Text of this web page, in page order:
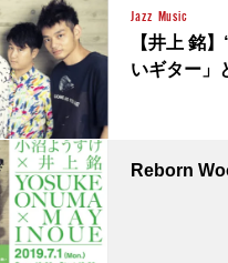
Jazz Music
【井上 銘
いギター」
Reborn